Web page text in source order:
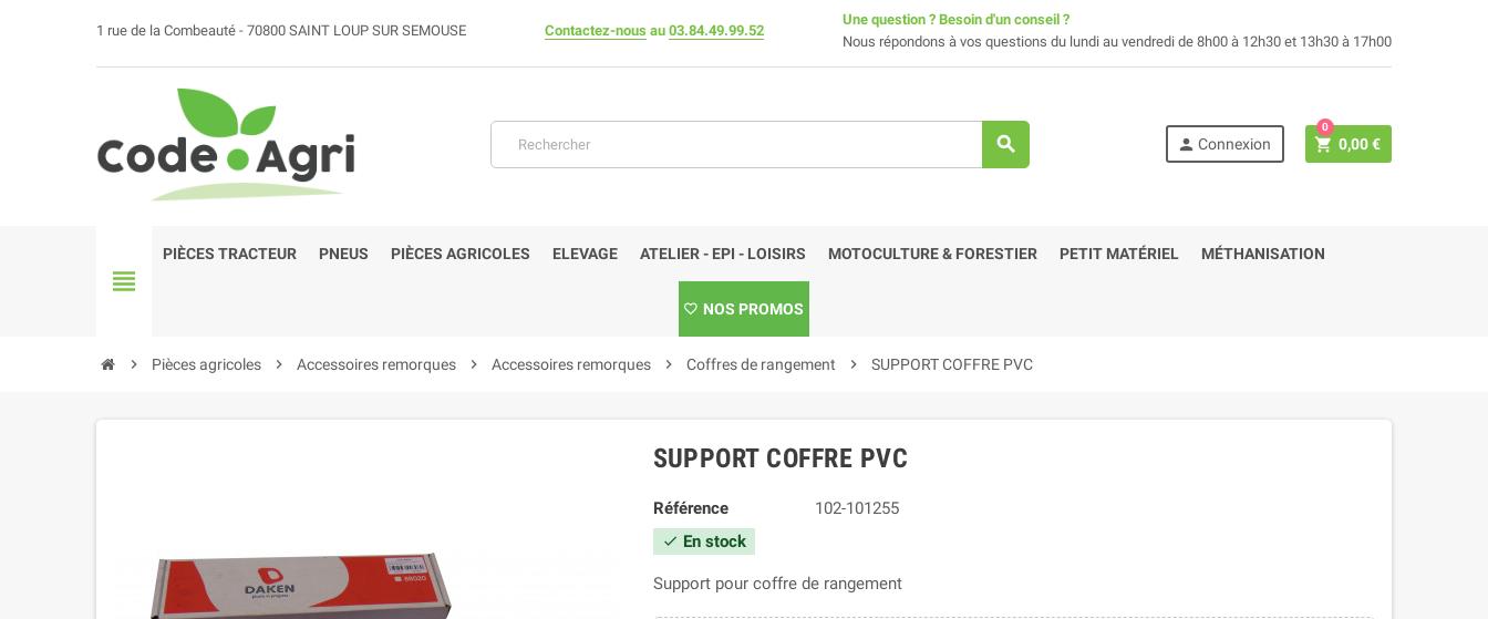
1 rue de la Combeauté - 70800 SAINT LOUP SUR SEMOUSE Contactez-nous au 03.84.49.99.52
Une question ? Besoin d'un conseil ?
Nous répondons à vos questions du lundi au vendredi de 8h00 à 12h30 et 13h30 à 17h00
search person Connexion shopping_cart 0,00 €
0
view_headline
PIÈCES TRACTEUR PNEUS PIÈCES AGRICOLES ELEVAGE ATELIER - EPI - LOISIRS MOTOCULTURE & FORESTIER PETIT MATÉRIEL MÉTHANISATION
NOS PROMOS
chevron_right Pièces agricoles chevron_right Accessoires remorques chevron_right Accessoires remorques chevron_right Coffres de rangement chevron_right SUPPORT COFFRE PVC
SUPPORT COFFRE PVC
Référence 102-101255
check En stock
Support pour coffre de rangement